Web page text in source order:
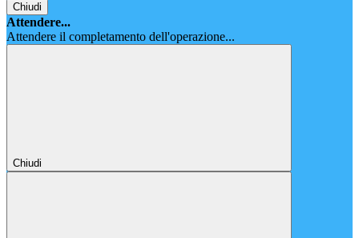
Chiudi
Attendere...
Attendere il completamento dell'operazione...
Chiudi